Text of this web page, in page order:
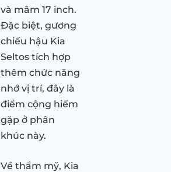
và mâm 17 inch.
Đặc biệt, gương
chiếu hậu Kia
Seltos tích hợp
thêm chức năng
nhớ vị trí, đây là
điểm cộng hiếm
gặp ở phân
khúc này.
Về thẩm mỹ, Kia